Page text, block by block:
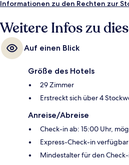
Informationen zu den Rechten zur
Weitere Infos zu
Auf einen Blick
Größe des Hotels
29 Zimmer
Erstreckt sich über 4
Anreise/Abreise
Check-in ab: 15:00 Uhr,
Express-Check-in verfügbar
Mindestalter für den Check-